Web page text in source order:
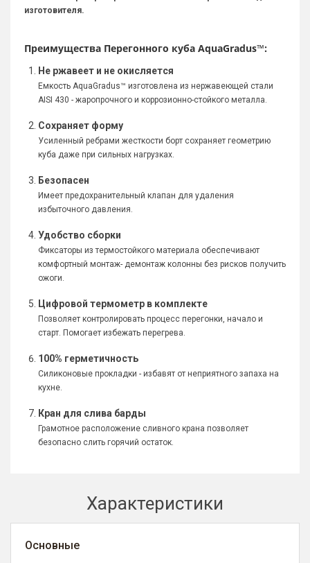
изготовителя.
Преимущества Перегонного куба AquaGradus™:
Не ржавеет и не окисляется
Емкость AquaGradus™ изготовлена из нержавеющей стали
AISI 430 - жаропрочного и коррозионно-стойкого металла.
Сохраняет форму
Усиленный ребрами жесткости борт сохраняет геометрию
куба даже при сильных нагрузках.
Безопасен
Имеет предохранительный клапан для удаления
избыточного давления.
Удобство сборки
Фиксаторы из термостойкого материала обеспечивают
комфортный монтаж- демонтаж колонны без рисков получить
ожоги.
Цифровой термометр в комплекте
Позволяет контролировать процесс перегонки, начало и
старт. Помогает избежать перегрева.
100% герметичность
Силиконовые прокладки - избавят от неприятного запаха на
кухне.
Кран для слива барды
Грамотное расположение сливного крана позволяет
безопасно слить горячий остаток.
Характеристики
Основные